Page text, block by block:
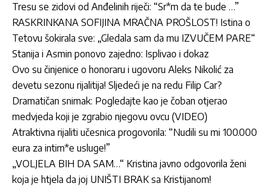
Tresu se zidovi od Anđelinih riječi: “Sr*m da te bude …”
RASKRINKANA SOFIJINA MRAČNA PROŠLOST! Istina o
Tetovu šokirala sve: „Gledala sam da mu IZVUČEM PARE“
Stanija i Asmin ponovo zajedno: Isplivao i dokaz
Ovo su činjenice o honoraru i ugovoru Aleks Nikolić za
devetu sezonu rijalitija! Sljedeći je na redu Filip Car?
Dramatičan snimak: Pogledajte kao je čoban otjerao
medvjeda koji je zgrabio njegovu ovcu (VIDEO)
Atraktivna rijaliti učesnica progovorila: “Nudili su mi 100.000
eura za intim*e usluge!”
„VOLJELA BIH DA SAM…“ Kristina javno odgovorila ženi
koja je htjela da joj UNIŠTI BRAK sa Kristijanom!